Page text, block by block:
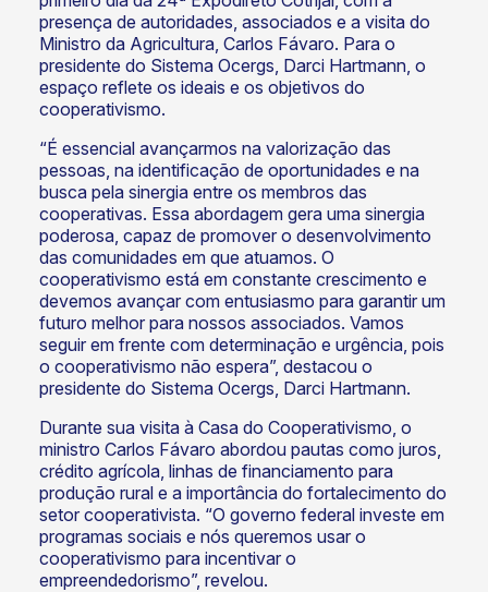
presença de autoridades, associados e a visita do
Ministro da Agricultura, Carlos Fávaro. Para o
presidente do Sistema Ocergs, Darci Hartmann, o
espaço reflete os ideais e os objetivos do
cooperativismo.
“É essencial avançarmos na valorização das
pessoas, na identificação de oportunidades e na
busca pela sinergia entre os membros das
cooperativas. Essa abordagem gera uma sinergia
poderosa, capaz de promover o desenvolvimento
das comunidades em que atuamos. O
cooperativismo está em constante crescimento e
devemos avançar com entusiasmo para garantir um
futuro melhor para nossos associados. Vamos
seguir em frente com determinação e urgência, pois
o cooperativismo não espera”, destacou o
presidente do Sistema Ocergs, Darci Hartmann.
Durante sua visita à Casa do Cooperativismo, o
ministro Carlos Fávaro abordou pautas como juros,
crédito agrícola, linhas de financiamento para
produção rural e a importância do fortalecimento do
setor cooperativista. “O governo federal investe em
programas sociais e nós queremos usar o
cooperativismo para incentivar o
empreendedorismo”, revelou.